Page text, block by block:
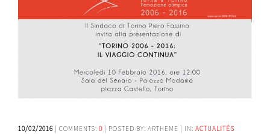
10/02/2016 | COMMENTS: 0 | POSTED BY: ARTHEME | IN: ACTUALITÉS